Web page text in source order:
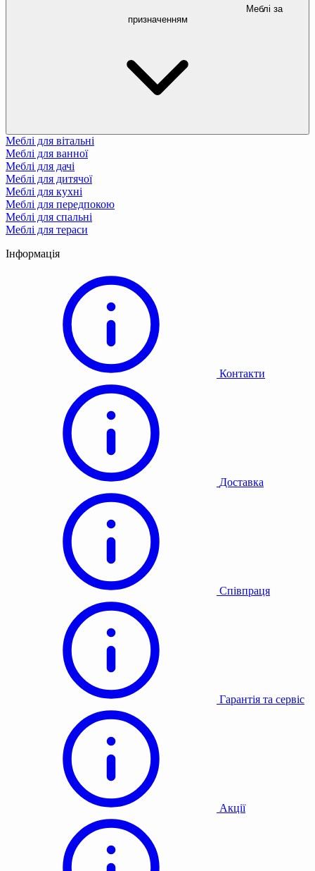
Меблі за
призначенням
Меблі для вітальні
Меблі для ванної
Меблі для дачі
Меблі для дитячої
Меблі для кухні
Меблі для передпокою
Меблі для спальні
Меблі для тераси
Інформація
Контакти
Доставка
Співпраця
Гарантія та сервіс
Акції